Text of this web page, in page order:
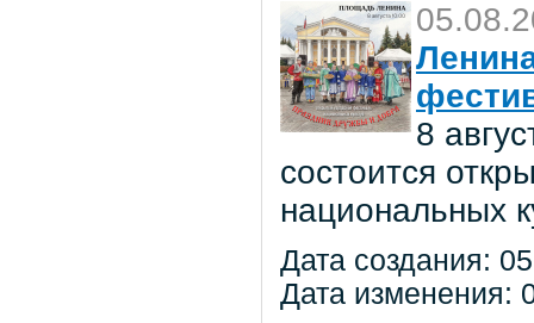
8
состоится
национальных
Дата создания:
Дата изменения: